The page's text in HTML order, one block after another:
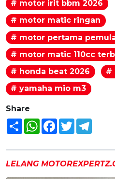
# motor irit bbm 2026
# motor matic ringan
# motor pertama
# motor matic 110cc
# honda beat 2026
#
# yamaha mio m3
Share
Share WhatsAppFacebook
Twitter
LELANG